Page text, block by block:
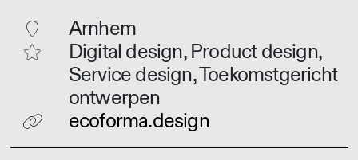
Arnhem
Digital design, Product design,
Service design, Toekomstgericht
ontwerpen
ecoforma.design